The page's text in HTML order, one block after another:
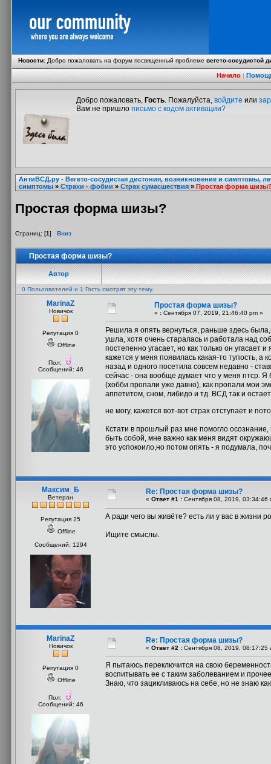
Новости:Добро пожаловать на форум посвященный проблемевегето-сосудистой
Начало|
Добро пожаловать, Гость. Пожалуйста, войдите или
Вам не пришло письмо с кодом активации?
АнтиВСД.ру - Вегето-сосудистая дистония, возникновение и симптомы,
симптомы»Страхи - фобии»Страх сумасшествия»Простая форма
Простая форма шизы?
Страниц: [1] Вниз
Простая форма шизы?
Автор
0 Пользователей и 1 Гость смотрят эту тему.
MarinaZ
Новичок
Репутация 0
Offline
Пол:
Сообщений: 46
Простая форма шизы?
« : Сентября 07, 2019, 21:46:40 pm »
Решила я опять вернуться, раньше здесь
ушла, хотя очень старалась и работала над
постепенно угасает, но как только он угасает
кажется у меня появилась какая-то тупость, а
назад и одного посетила совсем недавно -
сейчас - она вообще думает что у меня птср.
(хобби пропали уже давно), как пропали мои
аппетитом, сном, либидо и тд. ВСД так и
не могу, кажется вот-вот страх отступает и
Кстати в прошлый раз мне помогло
быть собой, мне важно как меня видят
это успокоило,но потом опять - я подумала,
Максим_Б
Ветеран
Репутация 25
Offline
Сообщений: 1294
Re: Простая форма шизы?
« Ответ #1 : Сентября 08, 2019, 03:34:46
А ради чего вы живёте? есть ли у вас в жизни
Ищите смыслы.
MarinaZ
Новичок
Репутация 0
Offline
Пол:
Сообщений: 46
Re: Простая форма шизы?
« Ответ #2 : Сентября 08, 2019, 08:17:25
Я пытаюсь переключится на свою
воспитывать ее с таким заболеванием и
Знаю, что зацикливаюсь на себе, но не знаю